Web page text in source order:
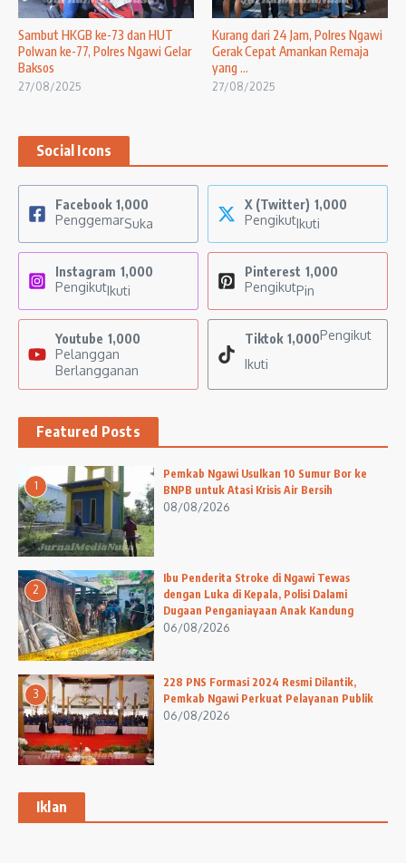
Sambut HKGB ke-73 dan HUT
Polwan ke-77, Polres Ngawi Gelar
Baksos
27/08/2025
Kurang dari 24 Jam, Polres Ngawi
Gerak Cepat Amankan Remaja
yang ...
27/08/2025
Social Icons
Facebook 1,000
PenggemarSuka
X (Twitter) 1,000
PengikutIkuti
Instagram 1,000
PengikutIkuti
Pinterest 1,000
PengikutPin
Youtube 1,000
Pelanggan
Berlangganan
Tiktok 1,000Pengikut
Ikuti
Featured Posts
1
Pemkab Ngawi Usulkan 10 Sumur Bor ke
BNPB untuk Atasi Krisis Air Bersih
08/08/2026
2
Ibu Penderita Stroke di Ngawi Tewas
dengan Luka di Kepala, Polisi Dalami
Dugaan Penganiayaan Anak Kandung
06/08/2026
3
228 PNS Formasi 2024 Resmi Dilantik,
Pemkab Ngawi Perkuat Pelayanan Publik
06/08/2026
Iklan